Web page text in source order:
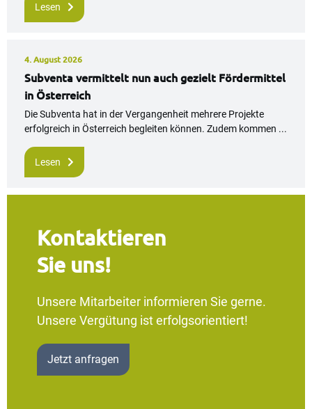
Lesen
4. August 2026
Subventa vermittelt nun auch gezielt Fördermittel
in Österreich
Die Subventa hat in der Vergangenheit mehrere Projekte
erfolgreich in Österreich begleiten können. Zudem kommen ...
Lesen
Kontaktieren
Sie uns!
Unsere Mitarbeiter informieren Sie gerne.
Unsere Vergütung ist erfolgsorientiert!
Jetzt anfragen